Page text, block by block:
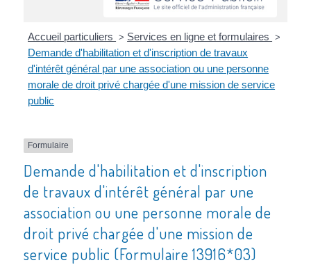
Accueil particuliers > Services en ligne et formulaires >
Demande d'habilitation et d'inscription de travaux
d'intérêt général par une association ou une personne
morale de droit privé chargée d'une mission de service
public
Formulaire
Demande d'habilitation et d'inscription
de travaux d'intérêt général par une
association ou une personne morale de
droit privé chargée d'une mission de
service public (Formulaire 13916*03)